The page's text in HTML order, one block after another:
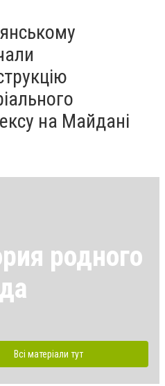
на Майдані
родного
Всі матеріали тут